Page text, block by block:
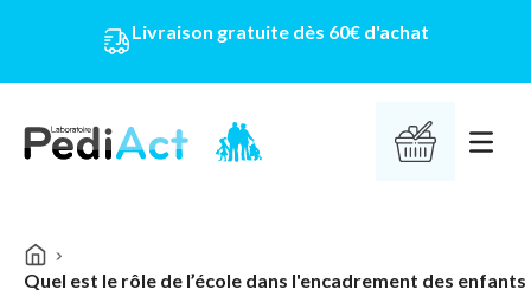
Livraison gratuite dès 60€ d'achat